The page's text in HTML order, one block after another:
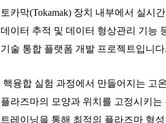
토카막(Tokamak) 장치 내부에서 실시
데이터 추적 및 데이터 형상관리 기능
기술 통합 플랫폼 개발 프로젝트입니다.
핵융합 실험 과정에서 만들어지는 고
플라즈마의 모양과 위치를 고정시키
트레이닝을 통해 최적의 플라즈마 형